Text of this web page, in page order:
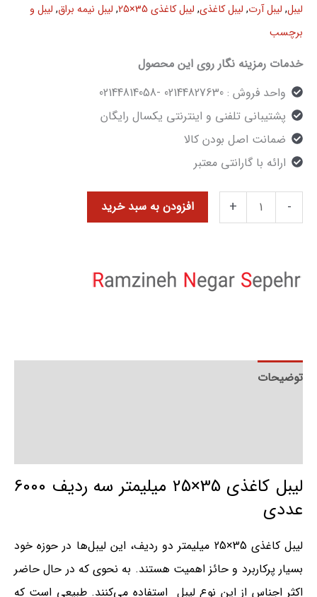
لیبل, لیبل آرت, لیبل کاغذی, لیبل کاغذی 35×25 , لیبل نیمه براق, لیبل و
برچسب
خدمات رمزینه نگار روی این محصول
واحد فروش : 02144827630 -02144814058
پشتیبانی تلفنی و اینترنتی یکسال رایگان
ضمانت اصل بودن کالا
ارائه با گارانتی معتبر
-
+ افزودن به سبد خرید
توضیحات
لیبل کاغذی 35×25 میلیمتر سه ردیف 6000
عددی
لیبل کاغذی 35×25 میلیمتر دو ردیف، این لیبل‌ها در حوزه خود
بسیار پرکاربرد و حائز اهمیت هستند. به نحوی که در حال حاضر
اکثر اجناس از این نوع لیبل استفاده می‌کنند. طبیعی است که